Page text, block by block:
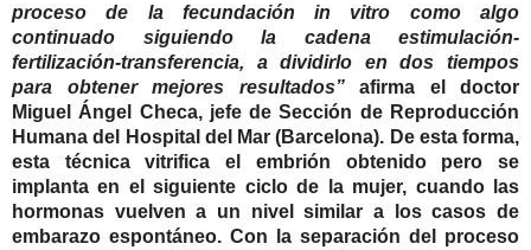
proceso de la fecundación in vitro como algo
continuado siguiendo la cadena estimulación-
fertilización-transferencia, a dividirlo en dos tiempos
para obtener mejores resultados”afirma el doctor
Miguel Ángel Checa, jefe de Sección de Reproducción
Humana del Hospital del Mar (Barcelona). De esta forma,
esta técnica vitrifica el embrión obtenido pero se
implanta en el siguiente ciclo de la mujer, cuando las
hormonas vuelven a un nivel similar a los casos de
embarazo espontáneo. Con la separación del proceso